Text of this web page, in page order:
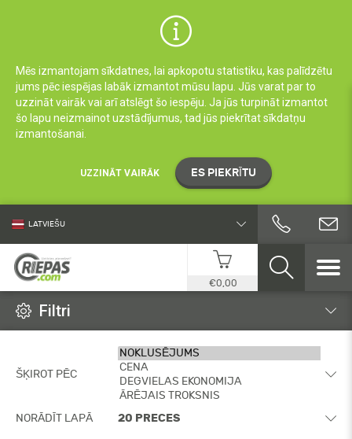
Mēs izmantojam sīkdatnes, lai apkopotu statistiku, kas palīdzētu
jums pēc iespējas labāk izmantot mūsu lapu. Jūs varat par to
uzzināt vairāk vai arī atslēgt šo iespēju. Ja jūs turpināt izmantot
šo lapu neizmainot uzstādījumus, tad jūs piekrītat sīkdatņu
izmantošanai.
UZZINĀT VAIRĀK ES PIEKRĪTU
LATVIEŠU
€0,00
Filtri
ŠĶIROT PĒC
NORĀDĪT LAPĀ